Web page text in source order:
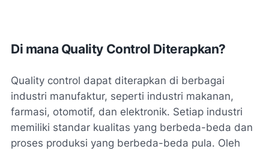
Di mana Quality Control Diterapkan?
Quality control dapat diterapkan di berbagai
industri manufaktur, seperti industri makanan,
farmasi, otomotif, dan elektronik. Setiap industri
memiliki standar kualitas yang berbeda-beda dan
proses produksi yang berbeda-beda pula. Oleh